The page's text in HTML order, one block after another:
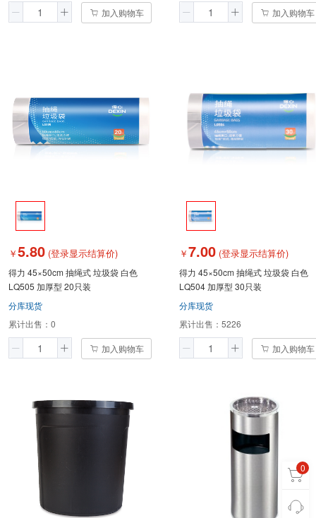
0
加入购物车 加入购物车
￥5.80 (登录显示结算价)
得力 45×50cm 抽绳式 垃圾袋 白色
LQ505 加厚型 20只装
分库现货
累计出售： 0
加入购物车
￥7.00 (登录显示结算价)
得力 45×50cm 抽绳式 垃圾袋 白色
LQ504 加厚型 30只装
分库现货
累计出售： 5226
加入购物车